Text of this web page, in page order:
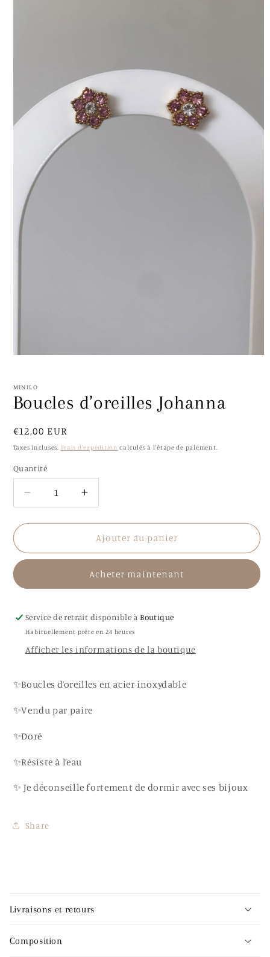
1
dans
une
MINILO
Boucles d’oreilles Johanna
Prix
habituel
€12,00 EUR
Taxes incluses. Frais d'expédition calculés à l'étape de paiement.
Quantité
Quantité
Réduire
la
quantité
Boucles
Augmenter
la
quantité
de
Boucles
Johanna
Ajouter au panier
Acheter maintenant
Service de retrait disponible àBoutique
Habituellement prête en 24 heures
Afficher les informations de la boutique
✨Boucles d’oreilles en acier inoxydable
✨Vendu par paire
✨Doré
✨Résiste à l’eau
✨ Je déconseille fortement de dormir avec ses bijoux
Share
n
Livraisons et retours
Composition